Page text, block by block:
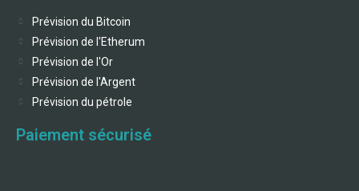
Prévision du Bitcoin
Prévision de l'Etherum
Prévision de l'Or
Prévision de l'Argent
Prévision du pétrole
Paiement sécurisé